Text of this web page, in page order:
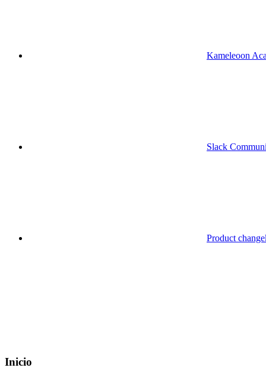
Kameleoon
Slack
Product
Inicio